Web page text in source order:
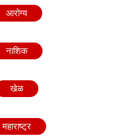
आरोग्य
नाशिक
खेळ
महाराष्ट्र